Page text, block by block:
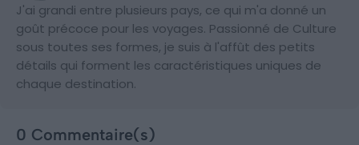
J'ai grandi entre plusieurs pays, ce qui m'a donné un
goût précoce pour les voyages. Passionné de Culture
sous toutes ses formes, je suis à l'affût des petits
détails qui forment les caractéristiques uniques de
chaque destination.
0 Commentaire(s)